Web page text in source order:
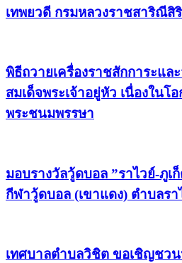
เทพยวดี กรมหลวงราชสาริณีสิ
พิธีถวายเครื่องราชสักการะแล
สมเด็จพระเจ้าอยู่หัว เนื่องในโ
พระชนมพรรษา
มอบรางวัลวู้ดบอล ”ราไวย์-ภูเ
กีฬาวู้ดบอล (เขาแดง) ตำบลรา
เทศบาลตำบลวิชิต ขอเชิญชวน